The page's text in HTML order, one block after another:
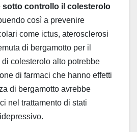
sotto controllo il colesterolo
così a prevenire
come ictus, aterosclerosi
di bergamotto per il
colesterolo alto potrebbe
di farmaci che hanno effetti
di bergamotto avrebbe
nel trattamento di stati